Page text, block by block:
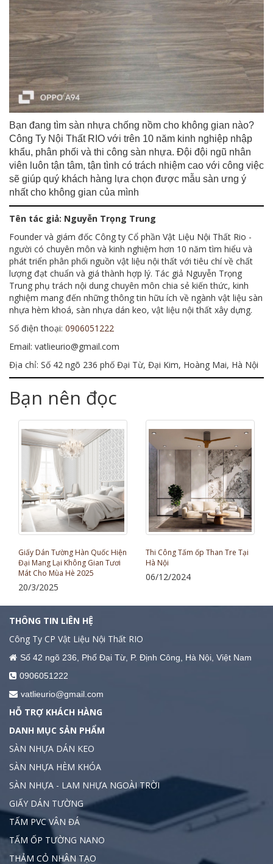
Bạn đang tìm sàn nhựa chống nồm cho không gian nào?
Công Ty Nội Thất RIO với trên 10 năm kinh nghiệp nhập
khẩu, phân phối và thi công sàn nhựa. Đội đội ngũ nhân
viên luôn tận tâm, tận tình có trách nhiệm cao với công việc
sẽ giúp quý khách hàng lựa chọn được mẫu sàn ưng ý
nhất cho không gian của mình
Tên tác giả: Nguyễn Trọng Trung
Founder và giám đốc Công ty Cổ phần Vật Liệu Nội Thất Rio -
người có chuyên môn và kinh nghiệm hơn 10 năm tìm hiểu và
phát triển phân phối nguồn vật liệu nội thất với tiêu chí về chất
lượng đạt chuẩn và giá thành hợp lý. Tác giả Nguyễn Trọng
Trung phụ trách nội dung chuyên môn chia sẻ kiến thức, kinh
nghiệm mang đến những thông tin hữu ích về ngành vật liệu sàn
nhựa hèm khoá, sàn nhựa dán keo, vật liệu nội thất xây dựng.
Số điện thoại: 0906051222
Email: vatlieurio@gmail.com
Địa chỉ: Số 42 ngõ 236 phố Đại Từ, Đại Kim, Hoàng Mai, Hà Nội
Bạn nên đọc
Giấy Dán Tường Hàn Quốc Hiện
Đại Mang Lại Không Gian Tươi
Mát Cho Mùa Hè 2025
20/3/2025
Thi Công Tấm ốp Than Tre Tại
Hà Nội
06/12/2024
THÔNG TIN LIÊN HỆ
Công Ty CP Vật Liệu Nội Thất RIO
Số 42 ngõ 236, Phố Đại Từ, P. Định Công, Hà Nội, Việt Nam
0906051222
vatlieurio@gmail.com
HỖ TRỢ KHÁCH HÀNG
DANH MỤC SẢN PHẨM
SÀN NHỰA DÁN KEO
SÀN NHỰA HÈM KHÓA
SÀN NHỰA - LAM NHỰA NGOÀI TRỜI
GIẤY DÁN TƯỜNG
TẤM PVC VÂN ĐÁ
TẤM ỐP TƯỜNG NANO
THẢM CỎ NHÂN TẠO